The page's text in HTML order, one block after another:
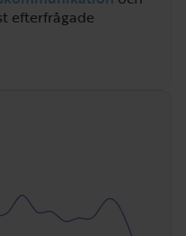
efterfrågade